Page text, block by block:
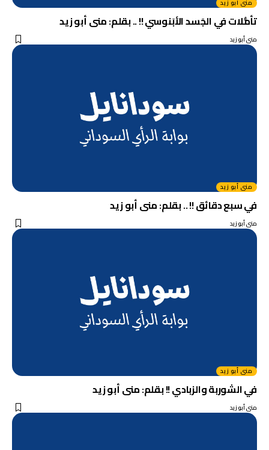
منى أبو زيد
تأمُّلات في الجَسد الأبَنوسي !! .. بقلم: منى أبو زيد
منى أبو زيد
منى أبو زيد
في سبع دقائق !! .. بقلم: منى أبو زيد
منى أبو زيد
منى أبو زيد
في الشوربة والزبادي !! بقلم: منى أبو زيد
منى أبو زيد